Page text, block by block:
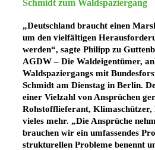
Schmidt zum Waldspaziergang
„Deutschland braucht einen
um den vielfältigen
werden“, sagte Philipp zu
AGDW – Die Waldeigentümer,
Waldspaziergangs mit
Schmidt am Dienstag in Berlin.
einer Vielzahl von Ansprüchen
Rohstofflieferant, Klimaschützer,
vieles mehr. „Die Ansprüche
brauchen wir ein umfassendes
strukturellen Probleme benennt